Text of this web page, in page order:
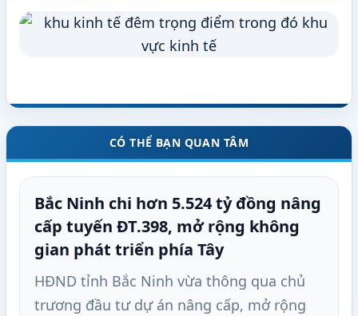
CÓ THỂ BẠN QUAN TÂM
Bắc Ninh chi hơn 5.524 tỷ đồng nâng
cấp tuyến ĐT.398, mở rộng không
gian phát triển phía Tây
HĐND tỉnh Bắc Ninh vừa thông qua chủ
trương đầu tư dự án nâng cấp, mở rộng